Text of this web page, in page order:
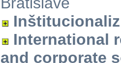
International
and corporate